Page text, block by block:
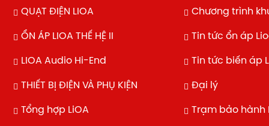
QUẠT ĐIỆN LIOA
ỔN ÁP LIOA THẾ HỆ II
LIOA Audio Hi-End
THIẾT BỊ ĐIỆN VÀ PHỤ KIỆN
Tổng hợp LiOA
Chương trình
Tin tức ổn áp
Tin tức biến áp
Đại lý
Trạm bảo hành